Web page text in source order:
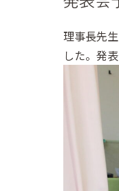
理事長先
した。発